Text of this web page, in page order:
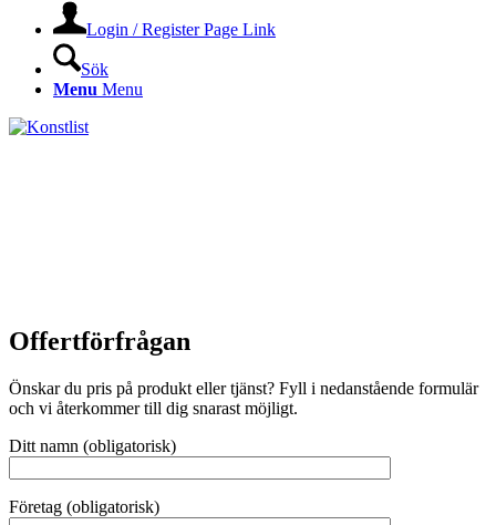
Login / Register Page Link
Sök
Menu Menu
Offertförfrågan
Önskar du pris på produkt eller tjänst? Fyll i nedanstående formulär
och vi återkommer till dig snarast möjligt.
Ditt namn (obligatorisk)
Företag (obligatorisk)